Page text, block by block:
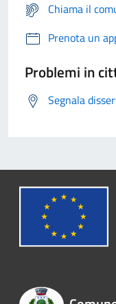
Chiama il
Prenota un
Problemi in
Segnala